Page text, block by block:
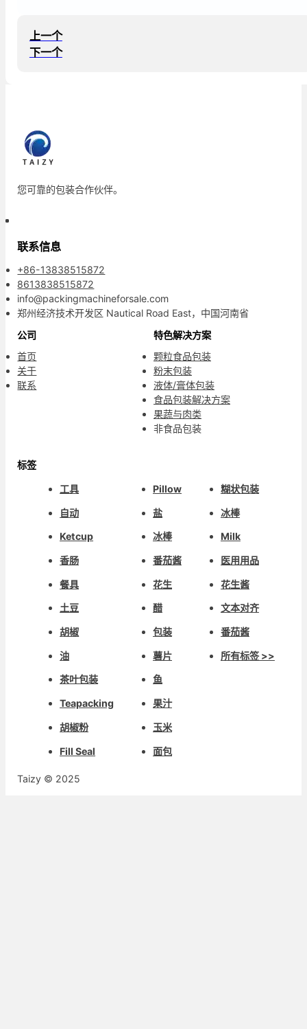
上一个
下一个
您可靠的包装合作伙伴。
联系信息
+86-13838515872
8613838515872
info@packingmachineforsale.com
郑州经济技术开发区 Nautical Road East，中国河南省
公司
首页
关于
联系
特色解决方案
颗粒食品包装
粉末包装
液体/膏体包装
食品包装解决方案
果蔬与肉类
非食品包装
标签
工具
自动
Ketcup
香肠
餐具
土豆
胡椒
油
茶叶包装
Teapacking
胡椒粉
Fill Seal
Pillow
盐
冰棒
番茄酱
花生
醋
包装
薯片
鱼
果汁
玉米
面包
糊状包装
冰棒
Milk
医用用品
花生酱
文本对齐
番茄酱
所有标签 >>
Taizy © 2025